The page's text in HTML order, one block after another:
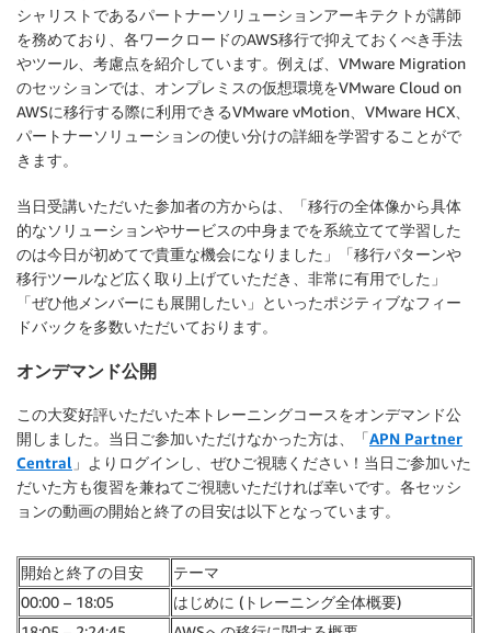
シャリストであるパートナーソリューションアーキテクトが講師
を務めており、各ワークロードのAWS移行で抑えておくべき手法
やツール、考慮点を紹介しています。例えば、VMware Migration
のセッションでは、オンプレミスの仮想環境をVMware Cloud on
AWSに移行する際に利用できるVMware vMotion、VMware HCX、
パートナーソリューションの使い分けの詳細を学習することがで
きます。
当日受講いただいた参加者の方からは、「移行の全体像から具体
的なソリューションやサービスの中身までを系統立てて学習した
のは今日が初めてで貴重な機会になりました」「移行パターンや
移行ツールなど広く取り上げていただき、非常に有用でした」
「ぜひ他メンバーにも展開したい」といったポジティブなフィー
ドバックを多数いただいております。
オンデマンド公開
この大変好評いただいた本トレーニングコースをオンデマンド公
開しました。当日ご参加いただけなかった方は、「APN Partner
Central 」よりログインし、ぜひご視聴ください！当日ご参加いた
だいた方も復習を兼ねてご視聴いただければ幸いです。各セッシ
ョンの動画の開始と終了の目安は以下となっています。
開始と終了の目安
テーマ
00:00 – 18:05
はじめに (トレーニング全体概要)